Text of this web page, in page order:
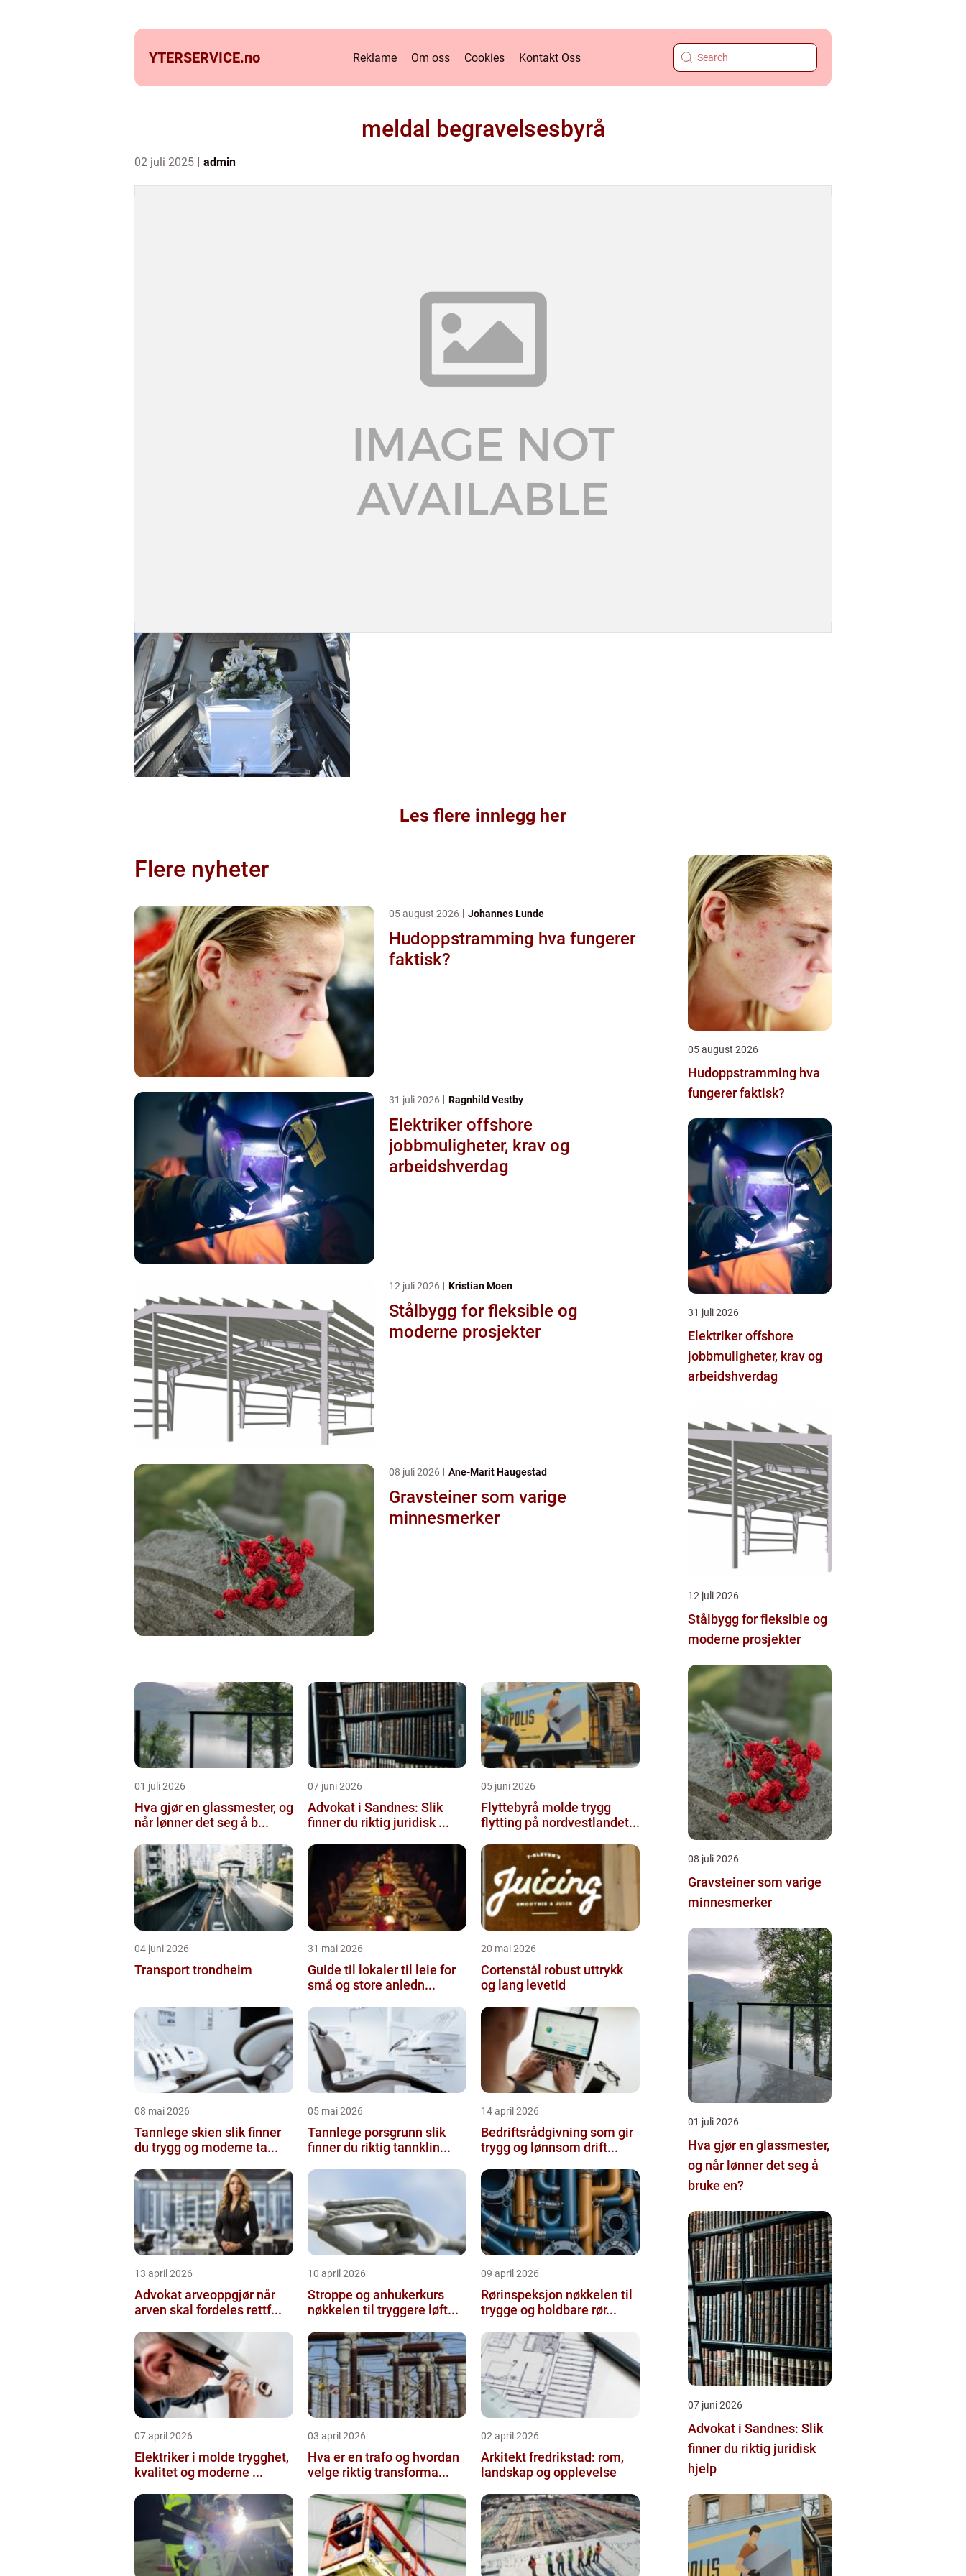
YTERSERVICE.no Reklame Om oss Cookies Kontakt Oss
meldal begravelsesbyrå
02 juli 2025 admin
Les flere innlegg her
Flere nyheter
05 august 2026 Johannes Lunde
Hudoppstramming hva fungerer
faktisk?
31 juli 2026 Ragnhild Vestby
Elektriker offshore
jobbmuligheter, krav og
arbeidshverdag
12 juli 2026 Kristian Moen
Stålbygg for fleksible og
moderne prosjekter
08 juli 2026 Ane-Marit Haugestad
Gravsteiner som varige
minnesmerker
01 juli 2026
Hva gjør en glassmester, og
når lønner det seg å b...
07 juni 2026
Advokat i Sandnes: Slik
finner du riktig juridisk ...
05 juni 2026
Flyttebyrå molde trygg
flytting på nordvestlandet...
04 juni 2026
Transport trondheim
31 mai 2026
Guide til lokaler til leie for
små og store anledn...
20 mai 2026
Cortenstål robust uttrykk
og lang levetid
08 mai 2026
Tannlege skien slik finner
du trygg og moderne ta...
05 mai 2026
Tannlege porsgrunn slik
finner du riktig tannklin...
14 april 2026
Bedriftsrådgivning som gir
trygg og lønnsom drift...
13 april 2026
Advokat arveoppgjør når
arven skal fordeles rettf...
10 april 2026
Stroppe og anhukerkurs
nøkkelen til tryggere løft...
09 april 2026
Rørinspeksjon nøkkelen til
trygge og holdbare rør...
07 april 2026
Elektriker i molde trygghet,
kvalitet og moderne ...
03 april 2026
Hva er en trafo og hvordan
velge riktig transforma...
02 april 2026
Arkitekt fredrikstad: rom,
landskap og opplevelse
05 august 2026
Hudoppstramming hva
fungerer faktisk?
31 juli 2026
Elektriker offshore
jobbmuligheter, krav og
arbeidshverdag
12 juli 2026
Stålbygg for fleksible og
moderne prosjekter
08 juli 2026
Gravsteiner som varige
minnesmerker
01 juli 2026
Hva gjør en glassmester,
og når lønner det seg å
bruke en?
07 juni 2026
Advokat i Sandnes: Slik
finner du riktig juridisk
hjelp